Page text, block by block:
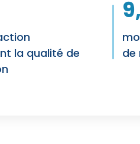
la qualité de
9
de